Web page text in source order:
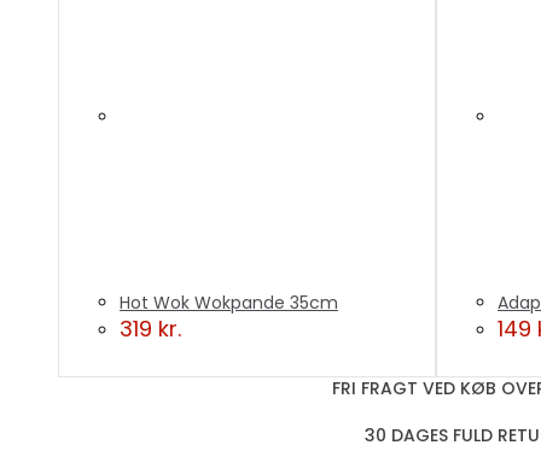
Hot Wok Wokpande 35cm
319 kr. 149
FRI FRAGT VED KØB
30 DAGES FULD